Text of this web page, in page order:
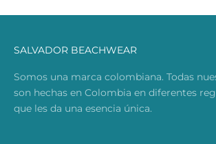
SALVADOR BEACHWEAR
Somos una marca colombiana. Todas
son hechas en Colombia en diferentes
que les da una esencia única.